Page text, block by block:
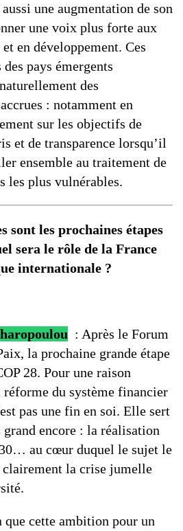
une augmentation de son
une voix plus forte aux
en développement. Ces
pays émergents
des
: notamment en
sur les objectifs de
et de transparence lorsqu’il
ensemble au traitement de
les plus vulnérables.
sont les prochaines étapes
sera le rôle de la France
internationale ?
: Après le Forum
la prochaine grande étape
28. Pour une raison
du système financier
pas une fin en soi. Elle sert
encore : la réalisation
au cœur duquel le sujet le
la crise jumelle
que cette ambition pour un